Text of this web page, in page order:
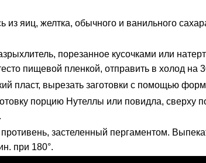
из яиц, желтка, обычного и ванильного
порезанное кусочками или
пищевой пленкой, отправить в холод на
пласт, вырезать заготовки с помощью
порцию Нутеллы или повидла, сверху
застеленный пергаментом.
при 180°.